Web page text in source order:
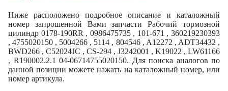
Ниже расположено подробное описание и каталожный
номер запрошенной Вами запчасти Рабочий тормозной
цилиндр 0178-190RR , 0986475735 , 101-671 , 360219230393
, 4755020150 , 5004266 , 5114 , 804546 , A12272 , ADT34432 ,
BWD266 , C52024JC , CS-294 , J3242001 , K19022 , LW61166
, R190002.2.1 04-06714755020150. Для поиска аналогов по
данной позиции можете нажать на каталожный номер, или
номер артикула.